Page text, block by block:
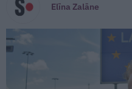
Elīna Zalāne